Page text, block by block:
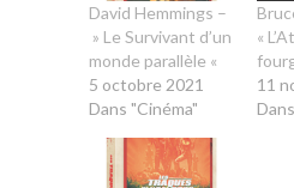
David Hemmings –
» Le Survivant d’un
monde parallèle «
5 octobre 2021
Dans "Cinéma"
«
11